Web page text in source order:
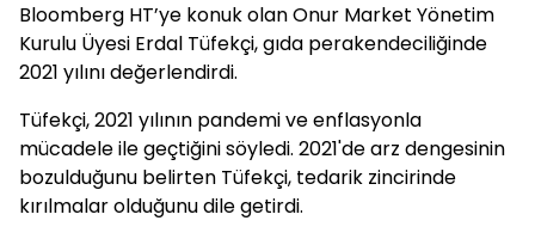
Bloomberg HT’ye konuk olan Onur Market Yönetim
Kurulu Üyesi Erdal Tüfekçi, gıda perakendeciliğinde
2021 yılını değerlendirdi.
Tüfekçi, 2021 yılının pandemi ve enflasyonla
mücadele ile geçtiğini söyledi. 2021'de arz dengesinin
bozulduğunu belirten Tüfekçi, tedarik zincirinde
kırılmalar olduğunu dile getirdi.